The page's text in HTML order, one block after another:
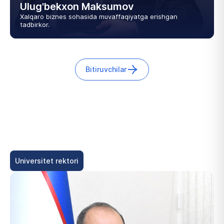
Ulug'bekxon Maksumov
Xalqaro biznes sohasida muvaffaqiyatga erishgan
tadbirkor.
Bitiruvchilar
Universitet rektori